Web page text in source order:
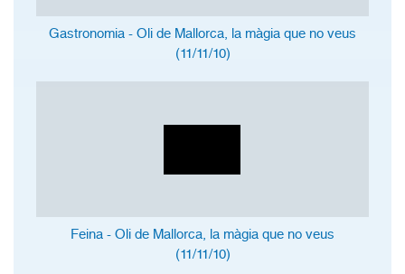
Gastronomia - Oli de Mallorca, la màgia que no veus
(11/11/10)
Feina - Oli de Mallorca, la màgia que no veus
(11/11/10)